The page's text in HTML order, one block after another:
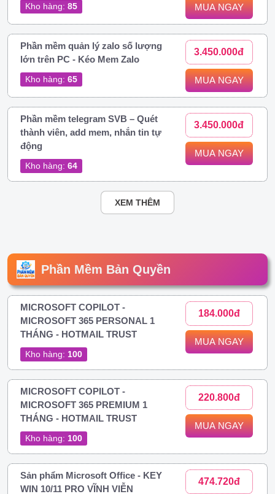
Kho hàng: 85 MUA NGAY
Phần mềm quản lý zalo số lượng
lớn trên PC - Kéo Mem Zalo
Kho hàng: 65
3.450.000đ
MUA NGAY
Phần mềm telegram SVB – Quét
thành viên, add mem, nhắn tin tự
động
Kho hàng: 64
3.450.000đ
MUA NGAY
XEM THÊM
Phần Mềm Bản Quyền
MICROSOFT COPILOT -
MICROSOFT 365 PERSONAL 1
THÁNG - HOTMAIL TRUST
Kho hàng: 100
184.000đ
MUA NGAY
MICROSOFT COPILOT -
MICROSOFT 365 PREMIUM 1
THÁNG - HOTMAIL TRUST
Kho hàng: 100
220.800đ
MUA NGAY
Sản phẩm Microsoft Office - KEY
WIN 10/11 PRO VĨNH VIỄN
474.720đ